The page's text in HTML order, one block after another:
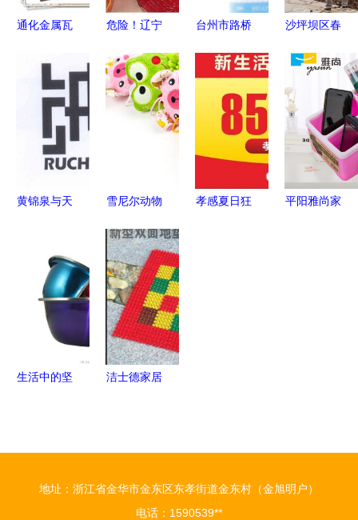
通化金属瓦
深受消费者
信赖的建材
危险！辽宁
合格被点
名，阜新3
家上黑榜，
台州市路桥
厂 以小见
大，铸就日
用杂品品质
沙坪坝区春
田间春意闹
日用杂品
黄锦泉与天
商业核查新
视角
雪尼尔动物
厂方直供，
以萌趣设计
打造家居生
活的细腻关
怀
孝感夏日狂
平阳雅尚家
生活中的坚
盆
洁士德家居
源优选
地址：浙江省金华市金东区东孝街道金东村（金旭明户）
电话：1590539**